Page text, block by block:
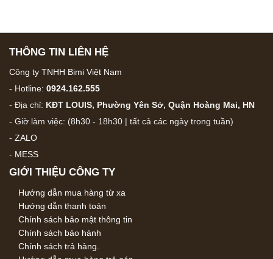
THÔNG TIN LIÊN HỆ
Công ty TNHH Bimi Việt Nam
- Hotline: 0924.162.555
- Địa chỉ: KĐT LOUIS, Phường Yên Sở, Quận Hoàng Mai, HN
- Giờ làm việc: (8h30 - 18h30 | tất cả các ngày trong tuần)
- ZALO
- MESS
GIỚI THIỆU CÔNG TY
Hướng dẫn mua hàng từ xa
Hướng dẫn thanh toán
Chính sách bảo mật thông tin
Chính sách bảo hành
Chính sách trả hàng.